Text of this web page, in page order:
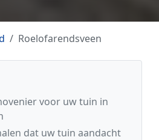
Roelofarendsveen
voor uw tuin in
dat uw tuin aandacht